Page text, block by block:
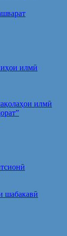
илмӣ
илмӣ
шабакавӣ